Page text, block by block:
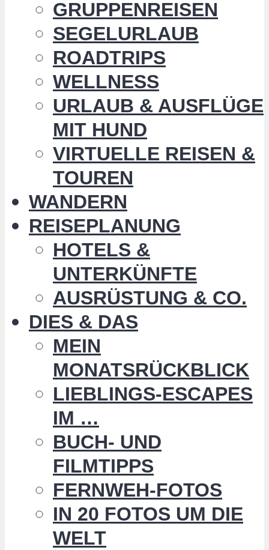
GRUPPENREISEN
SEGELURLAUB
ROADTRIPS
WELLNESS
URLAUB & AUSFLÜGE
MIT HUND
VIRTUELLE REISEN &
TOUREN
WANDERN
REISEPLANUNG
HOTELS &
UNTERKÜNFTE
AUSRÜSTUNG & CO.
DIES & DAS
MEIN
MONATSRÜCKBLICK
LIEBLINGS-ESCAPES
IM …
BUCH- UND
FILMTIPPS
FERNWEH-FOTOS
IN 20 FOTOS UM DIE
WELT